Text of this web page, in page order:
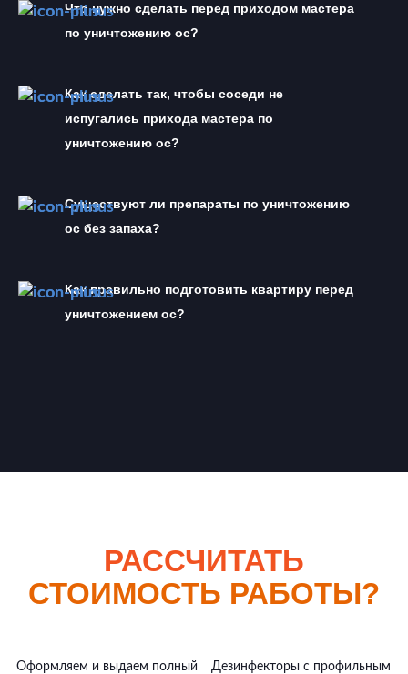
Что нужно сделать перед приходом мастера
по уничтожению ос?
Как сделать так, чтобы соседи не
испугались прихода мастера по
уничтожению ос?
Существуют ли препараты по уничтожению
ос без запаха?
Как правильно подготовить квартиру перед
уничтожением ос?
РАССЧИТАТЬ
СТОИМОСТЬ РАБОТЫ?
Оформляем и выдаем полный
Дезинфекторы с профильным